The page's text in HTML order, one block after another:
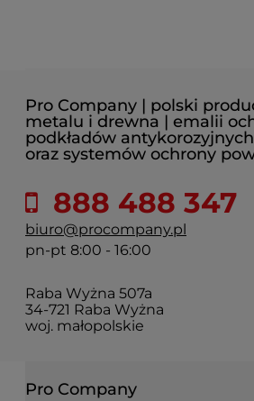
Pro Company | polski
metalu i drewna | emalii
podkładów
oraz systemów ochrony
888 488 347
biuro@procompany.pl
pn-pt 8:00 - 16:00
Raba Wyżna 507a
34-721 Raba Wyżna
woj. małopolskie
Pro Company